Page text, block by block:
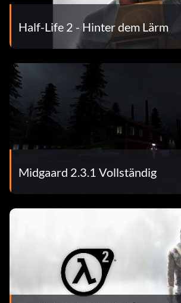
Half-Life 2 - Hinter dem Lärm
Midgaard 2.3.1 Vollständig